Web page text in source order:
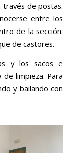
través de postas.
entre los
de la sección.
de castores.
y los sacos e
limpieza. Para
y bailando con